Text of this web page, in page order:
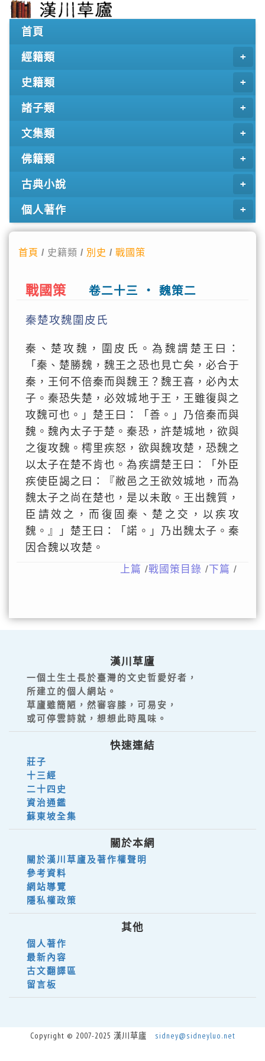
首頁
經籍類
史籍類
諸子類
文集類
佛籍類
古典小說
個人著作
首頁 / 史籍類 / 別史 /戰國策
戰國策 卷二十三 ‧ 魏策二
秦楚攻魏圍皮氏
秦、楚攻魏，圍皮氏。為魏謂楚王曰：
「秦、楚勝魏，魏王之恐也見亡矣，必合于
秦，王何不倍秦而與魏王？魏王喜，必內太
子。秦恐失楚，必效城地于王，王雖復與之
攻魏可也。」楚王曰：「善。」乃倍秦而與
魏。魏內太子于楚。秦恐，許楚城地，欲與
之復攻魏。樗里疾怒，欲與魏攻楚，恐魏之
以太子在楚不肯也。為疾謂楚王曰：「外臣
疾使臣謁之曰：『敝邑之王欲效城地，而為
魏太子之尚在楚也，是以未敢。王出魏質，
臣請效之，而復固秦、楚之交，以疾攻
魏。』」楚王曰：「諾。」乃出魏太子。秦
因合魏以攻楚。
上篇 /戰國策目錄 /下篇 /
漢川草廬
一個土生土長於臺灣的文史哲愛好者，
所建立的個人網站。
草廬雖簡陋，然審容膝，可易安，
或可停雲詩就，想想此時風味。
快速連結
莊子
十三經
二十四史
資治通鑑
蘇東坡全集
關於本網
關於漢川草廬及著作權聲明
參考資料
網站導覽
隱私權政策
其他
個人著作
最新內容
古文翻譯區
留言板
Copyright © 2007-2025 漢川草廬 sidney@sidneyluo.net